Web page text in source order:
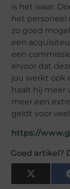
is het waar.
het
zo goed
een
een
ervoor dat
jou werkt ook
haalt hij meer
meer een
geldt voor
https://
Goed artikel?
X
(Twitter)